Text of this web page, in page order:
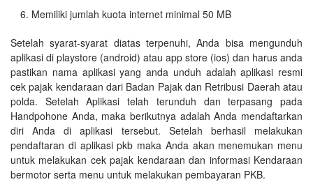
Memiliki jumlah kuota internet minimal 50 MB
Setelah syarat-syarat diatas terpenuhi, Anda bisa mengunduh
aplikasi di playstore (android) atau app store (ios) dan harus anda
pastikan nama aplikasi yang anda unduh adalah aplikasi resmi
cek pajak kendaraan dari Badan Pajak dan Retribusi Daerah atau
polda. Setelah Aplikasi telah terunduh dan terpasang pada
Handpohone Anda, maka berikutnya adalah Anda mendaftarkan
diri Anda di aplikasi tersebut. Setelah berhasil melakukan
pendaftaran di aplikasi pkb maka Anda akan menemukan menu
untuk melakukan cek pajak kendaraan dan informasi Kendaraan
bermotor serta menu untuk melakukan pembayaran PKB.